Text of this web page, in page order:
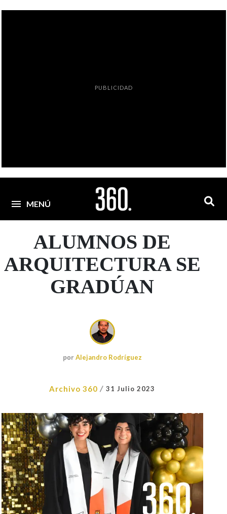
PUBLICIDAD
MENÚ
ALUMNOS DE
ARQUITECTURA SE
GRADÚAN
por Alejandro Rodríguez
Archivo 360 / 31 Julio 2023